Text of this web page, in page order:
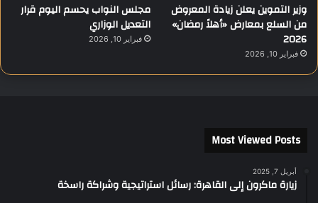
وزير التموين يعلن زيادة المعروض
من السلع بمعارض «أهلاً رمضان»
2026
فبراير 10, 2026
مجلس النواب يحسم اليوم قرار
التعديل الوزاري
فبراير 10, 2026
Most Viewed Posts
أبريل 7, 2025
زيارة ماكرون إلى القاهرة: رسائل استراتيجية وشراكة راسخة